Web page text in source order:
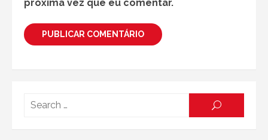
próxima vez que eu comentar.
SEARCH